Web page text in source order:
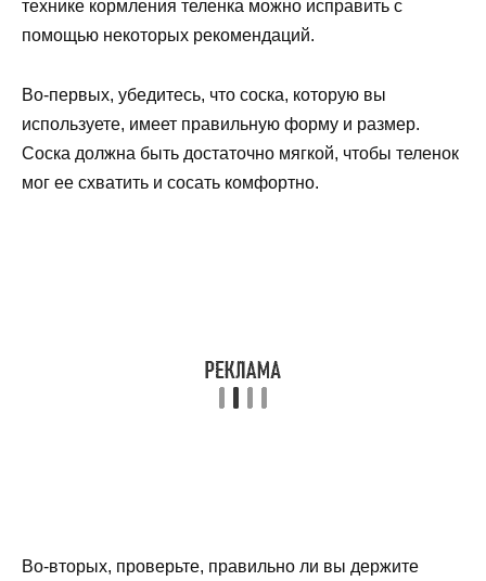
технике кормления теленка можно исправить с
помощью некоторых рекомендаций.
Во-первых, убедитесь, что соска, которую вы
используете, имеет правильную форму и размер.
Соска должна быть достаточно мягкой, чтобы теленок
мог ее схватить и сосать комфортно.
Во-вторых, проверьте, правильно ли вы держите